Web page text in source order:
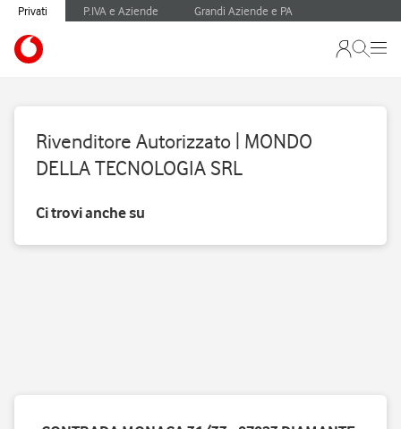
Privati P.IVA e Aziende Grandi Aziende e PA
Rivenditore Autorizzato | MONDO
DELLA TECNOLOGIA SRL
Ci trovi anche su